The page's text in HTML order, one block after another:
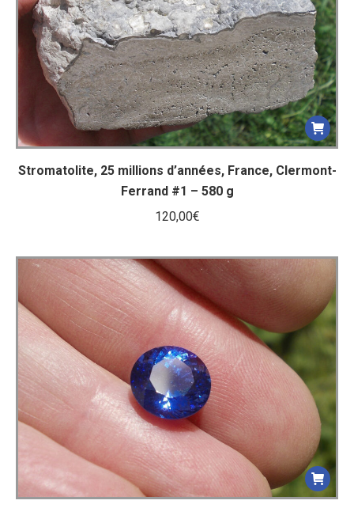
Stromatolite, 25 millions d’années, France, Clermont-
Ferrand #1 – 580 g
120,00€